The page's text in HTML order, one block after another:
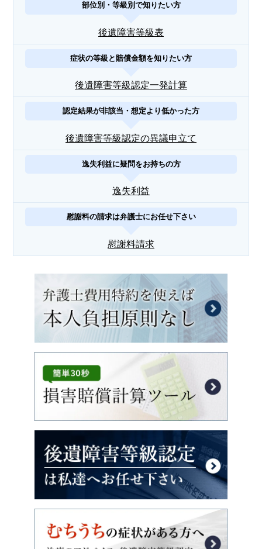
部位別・等級別で知りたい方
後遺障害等級表
症状の等級と賠償金額を知りたい方
後遺障害等級認定一発計算
認定結果が非該当・想定より低かった方
後遺障害等級認定の異議申立て
逸失利益に疑問をお持ちの方
逸失利益
慰謝料の請求は弁護士にお任せ下さい
慰謝料請求